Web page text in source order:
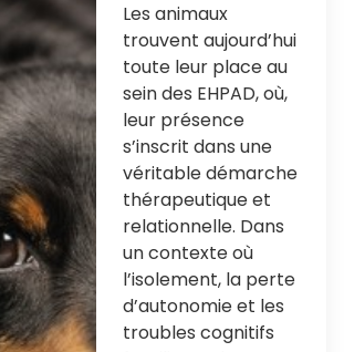
Les animaux
trouvent aujourd’hui
toute leur place au
sein des EHPAD, où,
leur présence
s’inscrit dans une
véritable démarche
thérapeutique et
relationnelle. Dans
un contexte où
l’isolement, la perte
d’autonomie et les
troubles cognitifs